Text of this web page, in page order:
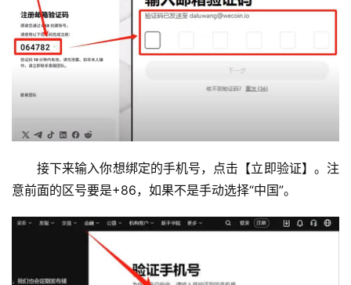
接下来输入你想绑定的手机号，点击【立即验证】。注
意前面的区号要是+86，如果不是手动选择“中国”。